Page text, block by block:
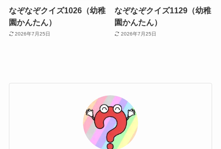
なぞなぞクイズ1026（幼稚
園かんたん）
2026年7月25日
なぞなぞクイズ1129（幼稚
園かんたん）
2026年7月25日